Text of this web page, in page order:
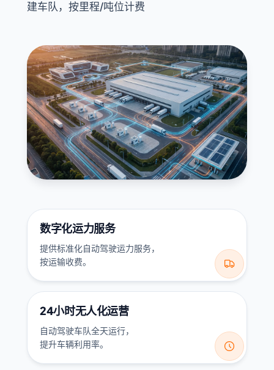
建车队，按里程/吨位计费
数字化运力服务
提供标准化自动驾驶运力服务，
按运输收费。
24小时无人化运营
自动驾驶车队全天运行，
提升车辆利用率。